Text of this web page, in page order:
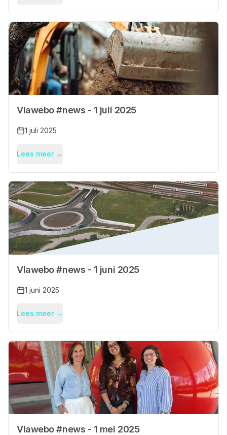
Vlawebo #news - 1 juli 2025
1 juli 2025
Lees meer →
Vlawebo #news - 1 juni 2025
1 juni 2025
Lees meer →
Vlawebo #news - 1 mei 2025